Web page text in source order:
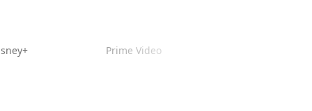
Prime Video